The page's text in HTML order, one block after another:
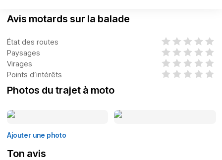
Avis motards sur la balade
État des routes
Paysages
Virages
Points d’intérêts
Photos du trajet à moto
Ajouter une photo
Ton avis